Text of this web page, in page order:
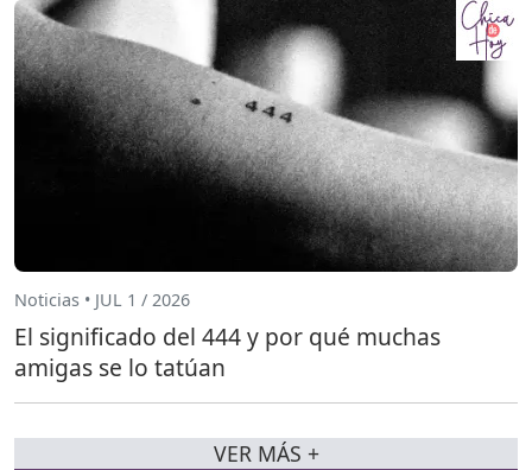
Noticias • JUL 1 / 2026
El significado del 444 y por qué muchas
amigas se lo tatúan
VER MÁS +